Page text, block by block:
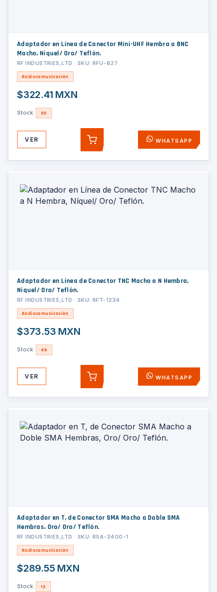
Adaptador en Línea de Conector Mini-UHF Hembra a BNC
Macho, Níquel/ Oro/ Teflón.
RF INDUSTRIES,LTD · SKU: RFU-627
Radiocomunicación
$322.41 MXN
Stock: 30
VER AGREGAR WHATSAPP
Adaptador en Línea de Conector TNC Macho a N Hembra,
Níquel/ Oro/ Teflón.
RF INDUSTRIES,LTD · SKU: RFT-1234
Radiocomunicación
$373.53 MXN
Stock: 49
VER AGREGAR WHATSAPP
Adaptador en T, de Conector SMA Macho a Doble SMA
Hembras, Oro/ Oro/ Teflón.
RF INDUSTRIES,LTD · SKU: RSA-3400-1
Radiocomunicación
$289.55 MXN
Stock: 13